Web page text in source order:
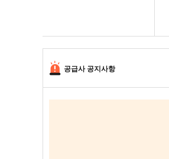
공급사 공지사항